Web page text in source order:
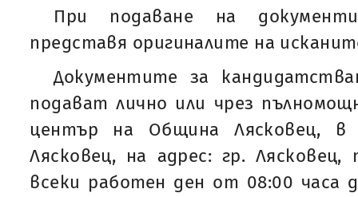
При подаване на
представя оригиналите на
Документите за
подават лично или чрез
център на Община Лясковец, в
Лясковец, на адрес: гр.
всеки работен ден от 08:00 часа